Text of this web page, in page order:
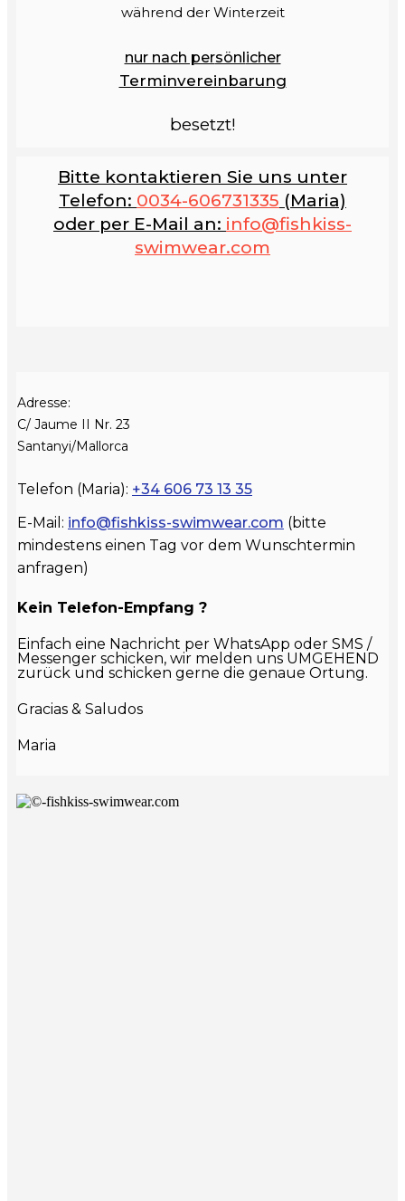
während der Winterzeit
nur nach persönl icher
Terminvereinbarung
besetzt!
Bitte kontaktieren Sie uns unter
Telefon: 0034-606731335 (Maria)
oder per E-Mail an: info@fishkiss-
swimwear.com
Adresse:
C/ Jaume II Nr. 23
Santanyi/Mallorca
Telefon (Maria): +34 606 73 13 35
E-Mail: info@fishkiss-swimwear.com (bitte
mindestens einen Tag vor dem Wunschtermin
anfragen)
Kein Telefon-Empfang ?
Einfach eine Nachricht per WhatsApp oder SMS /
Messenger schicken, wir melden uns UMGEHEND
zurück und schicken gerne die genaue Ortung.
Gracias & Saludos
Maria